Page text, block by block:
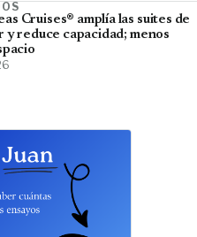
Cruises® amplía las suites de
y reduce capacidad; menos